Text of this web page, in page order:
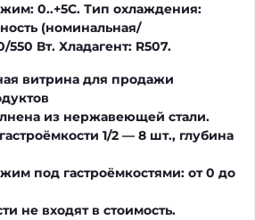
0..+5C. Тип охлаждения:
(номинальная/
Вт. Хладагент: R507.
витрина для продажи
из нержавеющей стали.
1/2 — 8 шт., глубина
под гастроёмкостями: от 0 до
не входят в стоимость.